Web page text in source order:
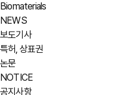
Biomaterials
NEWS
보도기사
특허, 상표권
논문
NOTICE
공지사항